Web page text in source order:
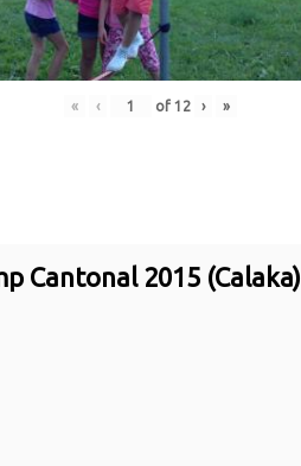
« ‹ of 12 › »
Cantonal 2015 (Calaka)